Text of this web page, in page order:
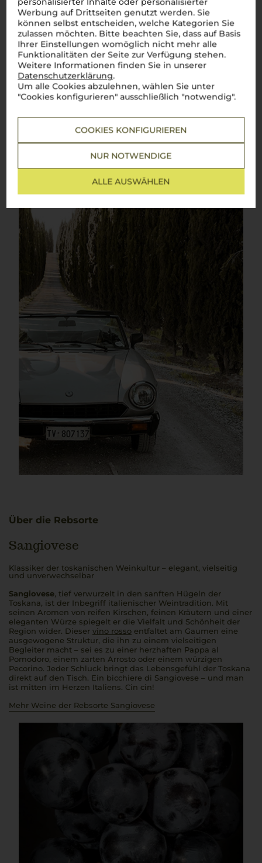
Werbung auf Drittseiten genutzt werden. Sie
können selbst entscheiden, welche Kategorien Sie
zulassen möchten. Bitte beachten Sie, dass auf Basis
Ihrer Einstellungen womöglich nicht mehr alle
Funktionalitäten der Seite zur Verfügung stehen.
Weitere Informationen finden Sie in unserer
Datenschutzerklärung.
Um alle Cookies abzulehnen, wählen Sie unter
"Cookies konfigurieren" ausschließlich "notwendig".
COOKIES KONFIGURIEREN
NUR NOTWENDIGE
ALLE AUSWÄHLEN
Toskana
Die ikonische Weinregion Italiens mit weltberühmten
Klassikern
Die Toskana–la dolce vitain Reinform! Zwischen sanften
Hügeln, malerischen Weinbergen und charmanten Dörfern
reifen hier einige der berühmtesten Weine der Welt.
Brunello di Montalcinooder Vino Nobile di Montepulciano
diese Weine sind mehr als nur Namen, sie sind Symbole
des milden Klimas entstehen hier Weine mit
unverwechselbarem Charakter: kräftig, harmonisch und voller
Italiens in jedem Schluck spürbar werden.
Mehr Weine aus Toskana
Über die Rebsorte
Sangiovese
Klassiker der toskanischen Weinkultur – elegant, vielseitig
und unverwechselbar
Sangiovese, tief verwurzelt in den sanften Hügeln der
Toskana, ist der Inbegriff italienischer Weintradition. Mit
seinen Aromen von reifen Kirschen, feinen Kräutern und einer
eleganten Würze spiegelt er die Vielfalt und Schönheit der
Region wider. Dieser vino rosso entfaltet am Gaumen eine
ausgewogene Struktur, die ihn zu einem vielseitigen
Begleiter macht – sei es zu einer herzhaften Pappa al
Pomodoro, einem zarten Arrosto oder einem würzigen
Pecorino. Jeder Schluck bringt das Lebensgefühl der Toskana
direkt auf den Tisch. Ein bicchiere di Sangiovese – und man
ist mitten im Herzen Italiens. Cin cin!
Mehr Weine der Rebsorte Sangiovese